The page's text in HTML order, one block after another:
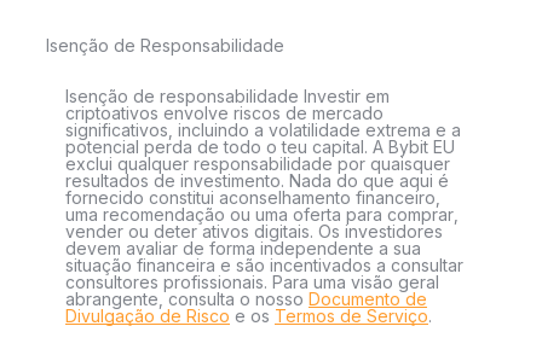
Isenção de Responsabilidade
Isenção de responsabilidade Investir em
criptoativos envolve riscos de mercado
significativos, incluindo a volatilidade extrema e a
potencial perda de todo o teu capital. A Bybit EU
exclui qualquer responsabilidade por quaisquer
resultados de investimento. Nada do que aqui é
fornecido constitui aconselhamento financeiro,
uma recomendação ou uma oferta para comprar,
vender ou deter ativos digitais. Os investidores
devem avaliar de forma independente a sua
situação financeira e são incentivados a consultar
consultores profissionais. Para uma visão geral
abrangente, consulta o nosso Documento de
Divulgação de Risco e os Termos de Serviço.